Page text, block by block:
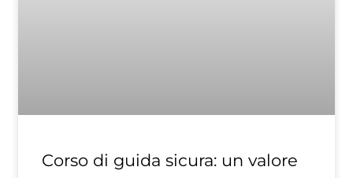
Corso di guida sicura: un valore